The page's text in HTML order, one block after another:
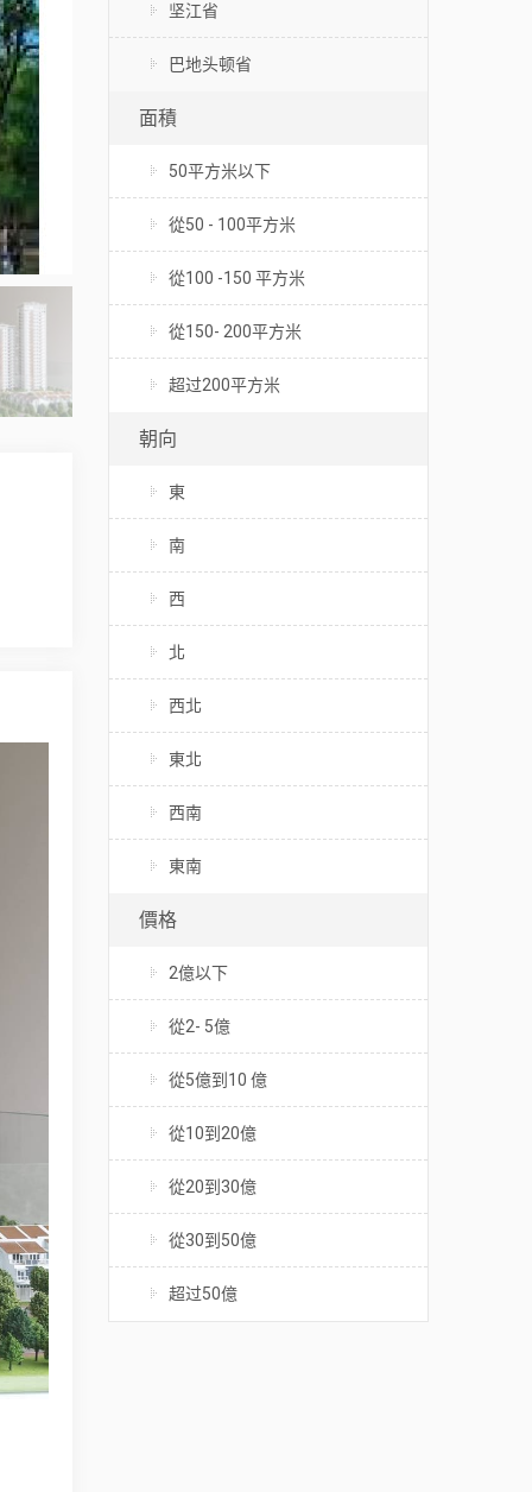
坚江省
巴地头顿省
面積
50平方米以下
從50 - 100平方米
從100 -150 平方米
從150- 200平方米
超过200平方米
朝向
東
南
西
北
西北
東北
西南
東南
價格
2億以下
從2- 5億
從5億到10 億
從10到20億
從20到30億
從30到50億
超过50億